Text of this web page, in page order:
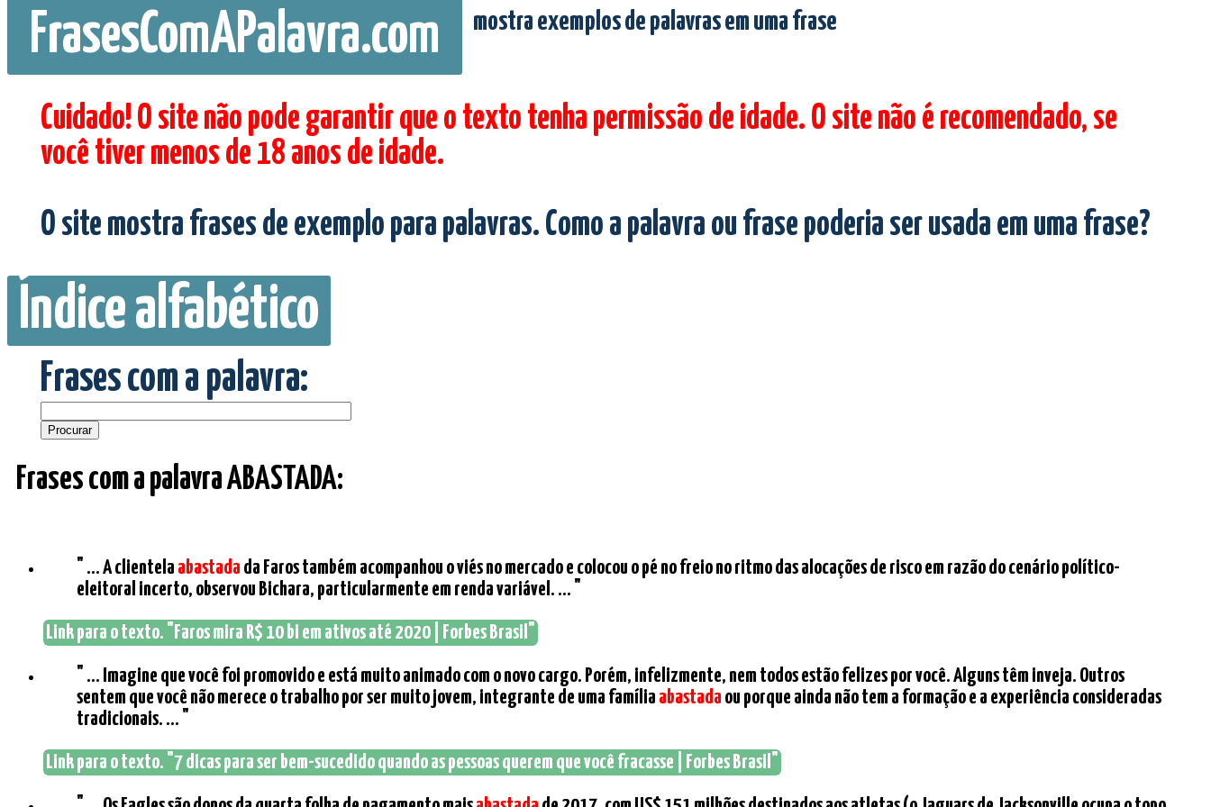
FrasesComAPalavra.com mostra exemplos de palavras em uma frase
Cuidado! O site não pode garantir que o texto tenha permissão de idade. O site não é recomendado, se
você tiver menos de 18 anos de idade.
O site mostra frases de exemplo para palavras. Como a palavra ou frase poderia ser usada em uma frase?
Índice alfabético
Frases com a palavra:
Frases com a palavra ABASTADA:
" ... A clientela abastada da Faros também acompanhou o viés no mercado e colocou o pé no freio no ritmo das alocações de risco em razão do cenário político-
eleitoral incerto, observou Bichara, particularmente em renda variável. ... "
Link para o texto. "Faros mira R$ 10 bi em ativos até 2020 | Forbes Brasil"
" ... Imagine que você foi promovido e está muito animado com o novo cargo. Porém, infelizmente, nem todos estão felizes por você. Alguns têm inveja. Outros
sentem que você não merece o trabalho por ser muito jovem, integrante de uma família abastada ou porque ainda não tem a formação e a experiência consideradas
tradicionais. ... "
Link para o texto. "7 dicas para ser bem-sucedido quando as pessoas querem que você fracasse | Forbes Brasil"